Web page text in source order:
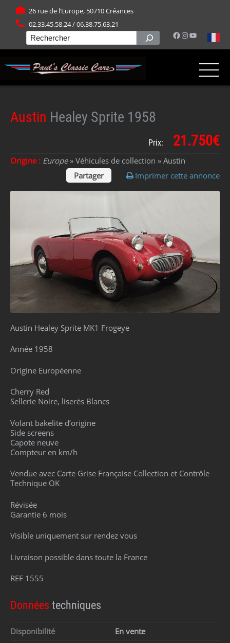
26 rue de l’Europe, 50710 Créances
02.33.45.58.24 / 06.38.75.63.21
Facebook
Instagram
YouTube
Rechercher
Austin Healey Sprite 1958
Prix: 21.750€
Origine : Europe» Véhicules de collection » Austin
Partager
Imprimer cette annonce
Austin Healey Sprite MK1 Frogeye
Année 1958
Origine Européenne
Cherry Red
Sellerie Noire, liserés Blancs
Volant bakelite d’origine
Side screens
Capote neuve
Compteur en km/h
Vendue avec Carte Grise Française Collection et Contrôle
Technique OK
Révisée
Garantie 6 mois
Visible uniquement sur rendez vous
Livraison possible dans toute la France
REF 1555
Données techniques
Disponibilité
En vente
Panneau de gestion des cookies